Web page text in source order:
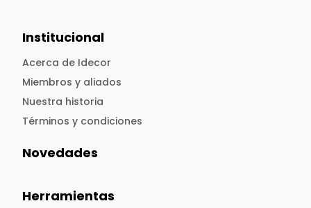
Institucional
Acerca de Idecor
Miembros y aliados
Nuestra historia
Términos y condiciones
Novedades
Herramientas